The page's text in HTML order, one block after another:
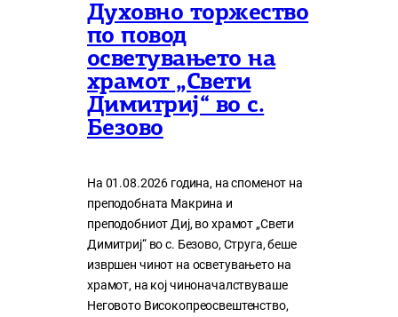
Духовно торжество
по повод
осветувањето на
храмот „Свети
Димитриј“ во с.
Безово
На 01.08.2026 година, на споменот на
преподобната Макрина и
преподобниот Диј, во храмот „Свети
Димитриј“ во с. Безово, Струга, беше
извршен чинот на осветувањето на
храмот, на кој чиноначалствуваше
Неговото Високопреосвештенство,